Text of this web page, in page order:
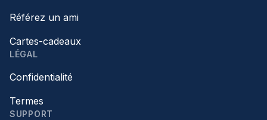
Référez un ami
Cartes-cadeaux
LÉGAL
Confidentialité
Termes
SUPPORT